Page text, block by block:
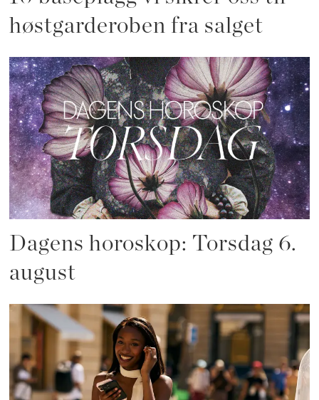
høstgarderoben fra salget
Dagens horoskop: Torsdag 6.
august